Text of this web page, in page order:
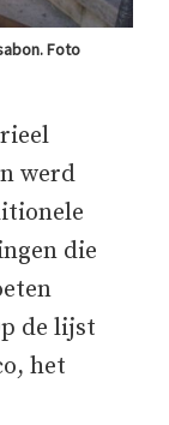
Foto
werd
die
de lijst
het